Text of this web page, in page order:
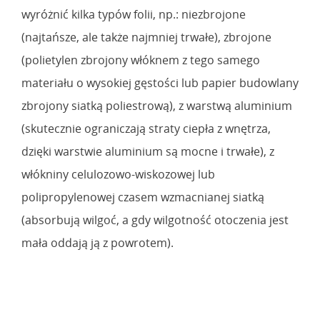
wyróżnić kilka typów folii, np.: niezbrojone
(najtańsze, ale także najmniej trwałe), zbrojone
(polietylen zbrojony włóknem z tego samego
materiału o wysokiej gęstości lub papier budowlany
zbrojony siatką poliestrową), z warstwą aluminium
(skutecznie ograniczają straty ciepła z wnętrza,
dzięki warstwie aluminium są mocne i trwałe), z
włókniny celulozowo-wiskozowej lub
polipropylenowej czasem wzmacnianej siatką
(absorbują wilgoć, a gdy wilgotność otoczenia jest
mała oddają ją z powrotem).